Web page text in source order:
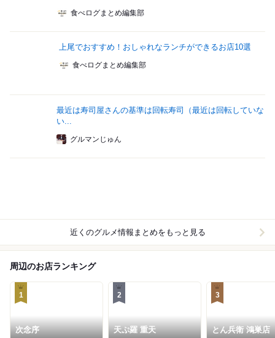
食べログまとめ編集部
上尾でおすすめ！おしゃれなランチができるお店10選
食べログまとめ編集部
最近は寿司屋さんの基準は回転寿司（最近は回転していな
い...
グルマンじゅん
近くのグルメ情報まとめをもっと見る
周辺のお店ランキング
1
次念序
2
天ぷ羅 重天
3
とん兵衛 鴻巣店